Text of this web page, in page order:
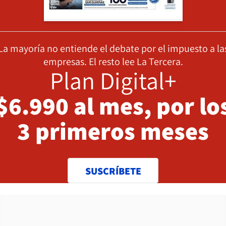
mayoría no entiende el debate por el impuesto a
empresas. El resto lee La Tercera.
Plan Digital+
al mes, por
3 primeros meses
SUSCRÍBETE